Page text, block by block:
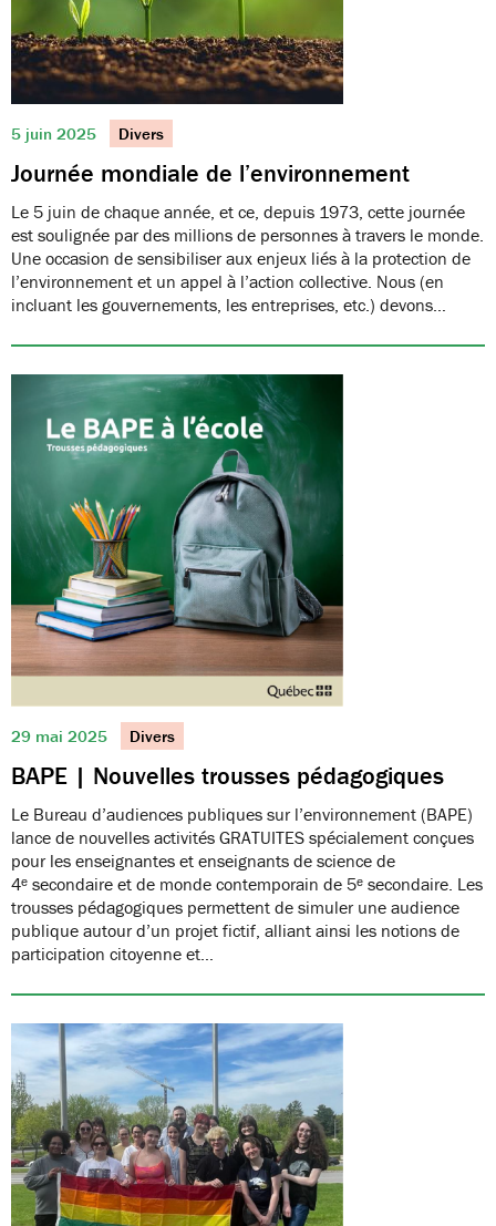
5 juin 2025 Divers
Journée mondiale de l’environnement
Le 5 juin de chaque année, et ce, depuis 1973, cette journée
est soulignée par des millions de personnes à travers le monde.
Une occasion de sensibiliser aux enjeux liés à la protection de
l’environnement et un appel à l’action collective. Nous (en
incluant les gouvernements, les entreprises, etc.) devons…
29 mai 2025 Divers
BAPE | Nouvelles trousses pédagogiques
Le Bureau d’audiences publiques sur l’environnement (BAPE)
lance de nouvelles activités GRATUITES spécialement conçues
pour les enseignantes et enseignants de science de
4ᵉ secondaire et de monde contemporain de 5ᵉ secondaire. Les
trousses pédagogiques permettent de simuler une audience
publique autour d’un projet fictif, alliant ainsi les notions de
participation citoyenne et…